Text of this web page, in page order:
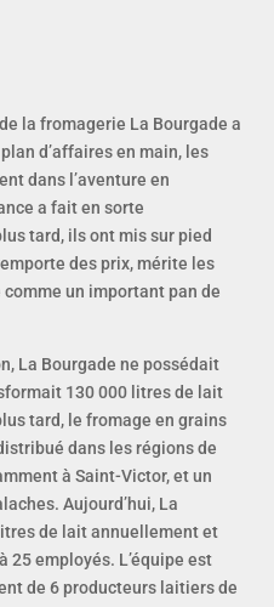
la fromagerie La Bourgade a
d’affaires en main, les
dans l’aventure en
a fait en sorte
tard, ils ont mis sur pied
des prix, mérite les
un important pan de
La Bourgade ne possédait
130 000 litres de lait
tard, le fromage en grains
dans les régions de
à Saint‐Victor, et un
Aujourd’hui, La
de lait annuellement et
employés. L’équipe est
de 6 producteurs laitiers de